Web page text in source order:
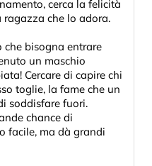
cerca la felicità
ragazza che lo adora.
bisogna entrare
un maschio
Cercare di capire chi
toglie, la fame che un
soddisfare fuori.
chance di
facile, ma dà grandi